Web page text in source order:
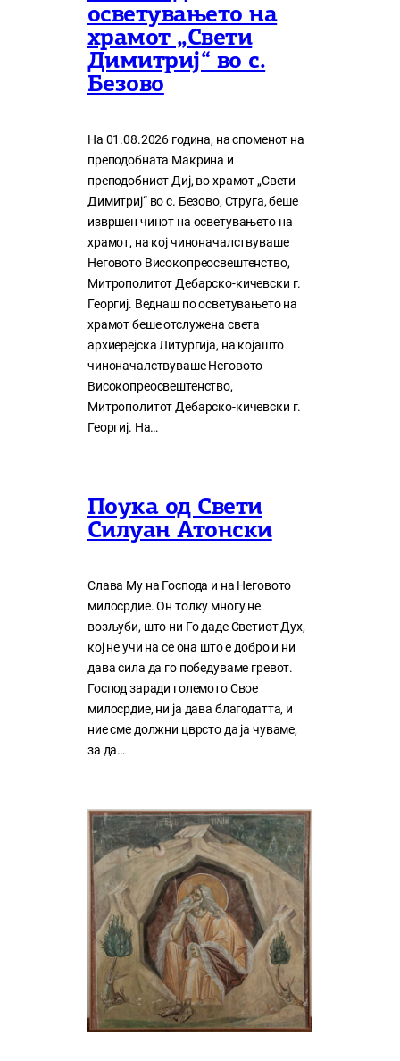
осветувањето на
храмот „Свети
Димитриј“ во с.
Безово
На 01.08.2026 година, на споменот на
преподобната Макрина и
преподобниот Диј, во храмот „Свети
Димитриј“ во с. Безово, Струга, беше
извршен чинот на осветувањето на
храмот, на кој чиноначалствуваше
Неговото Високопреосвештенство,
Митрополитот Дебарско-кичевски г.
Георгиј. Веднаш по осветувањето на
храмот беше отслужена света
архиерејска Литургија, на којашто
чиноначалствуваше Неговото
Високопреосвештенство,
Митрополитот Дебарско-кичевски г.
Георгиј. На…
Поука од Свети
Силуан Атонски
Слава Му на Господа и на Неговото
милосрдие. Он толку многу нe
возљуби, што ни Го даде Светиот Дух,
кој нe учи на сe она што е добро и ни
дава сила да го победуваме гревот.
Господ заради големото Свое
милосрдие, ни ја дава благодатта, и
ние сме должни цврсто да ја чуваме,
за да…